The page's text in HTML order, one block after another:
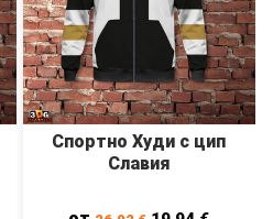
Спортно Худи с цип
Славия